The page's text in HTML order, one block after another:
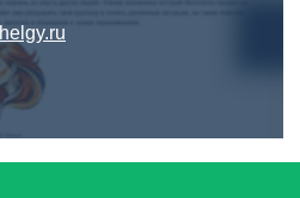
helgy.ru